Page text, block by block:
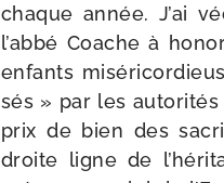
chaque année. J’ai
l’abbé Coache à
enfants
sés » par les auto­ri­tés
prix de bien des
droite ligne de